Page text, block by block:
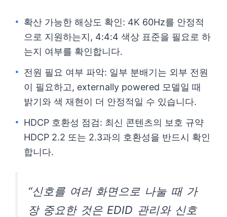
확산 가능한 해상도 확인: 4K 60Hz를 안정적
으로 지원하는지, 4:4:4 색상 표준을 필요로 하
는지 여부를 확인합니다.
전원 필요 여부 파악: 일부 분배기는 외부 전원
이 필요하고, externally powered 모델일 때
밝기와 색 재현이 더 안정적일 수 있습니다.
HDCP 호환성 점검: 최신 콘텐츠의 보호 규약
HDCP 2.2 또는 2.3과의 호환성을 반드시 확인
합니다.
“신호를 여러 화면으로 나눌 때 가
장 중요한 것은 EDID 관리와 신호